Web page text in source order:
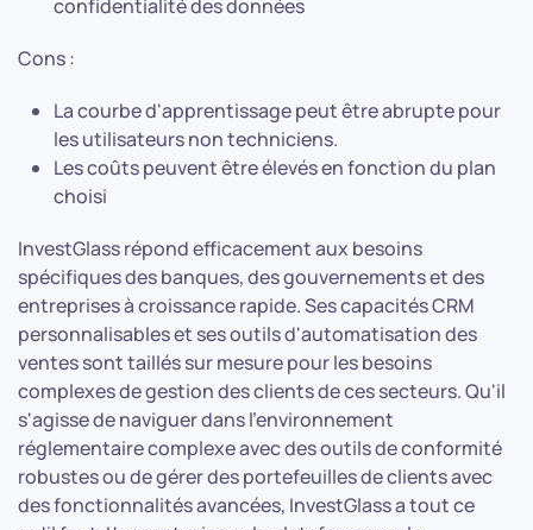
confidentialité des données
Cons :
La courbe d'apprentissage peut être abrupte pour
les utilisateurs non techniciens.
Les coûts peuvent être élevés en fonction du plan
choisi
InvestGlass répond efficacement aux besoins
spécifiques des banques, des gouvernements et des
entreprises à croissance rapide. Ses capacités CRM
personnalisables et ses outils d'automatisation des
ventes sont taillés sur mesure pour les besoins
complexes de gestion des clients de ces secteurs. Qu'il
s'agisse de naviguer dans l'environnement
réglementaire complexe avec des outils de conformité
robustes ou de gérer des portefeuilles de clients avec
des fonctionnalités avancées, InvestGlass a tout ce